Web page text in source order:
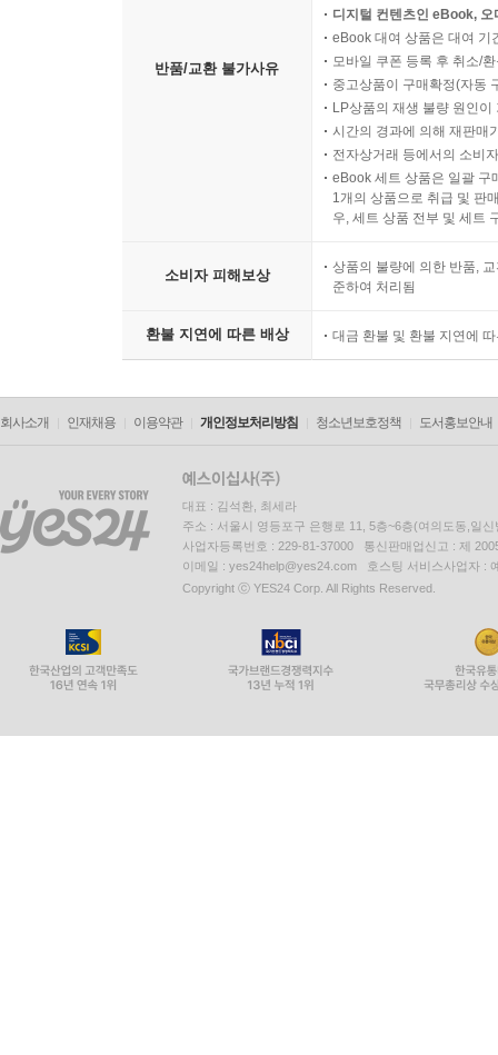
반품/교환 불가사유
디지털 컨텐츠인 eBook,
eBook 대여 상품은 대여 기
모바일 쿠폰 등록 후 취소/
중고상품이 구매확정(자동
LP상품의 재생 불량 원인
시간의 경과에 의해 재판매
전자상거래 등에서의 소비
eBook 세트 상품은 일괄 구
1개의 상품으로 취급 및 판
우, 세트 상품 전부 및 세트
소비자 피해보상
상품의 불량에 의한 반품,
준하여 처리됨
환불 지연에 따른 배상 대금 환불 및 환불 지연에
회사소개 인재채용 이용약관 개인정보처리방침 청소년보호정책 도서홍보안내
대표 : 김석환, 최세라
주소 : 서울시 영등포구 은행로 11, 5층~6층(여의도동,일신
사업자등록번호 : 229-81-37000 통신판매업신고 : 제
이메일 : yes24help@yes24.com 호스팅 서비스사업자 :
Copyright ⓒ YES24 Corp. All Rights Reserved.